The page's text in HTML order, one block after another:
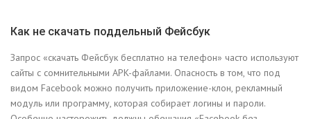
Как не скачать поддельный Фейсбук
Запрос «скачать Фейсбук бесплатно на телефон» часто используют
сайты с сомнительными APK-файлами. Опасность в том, что под
видом Facebook можно получить приложение-клон, рекламный
модуль или программу, которая собирает логины и пароли.